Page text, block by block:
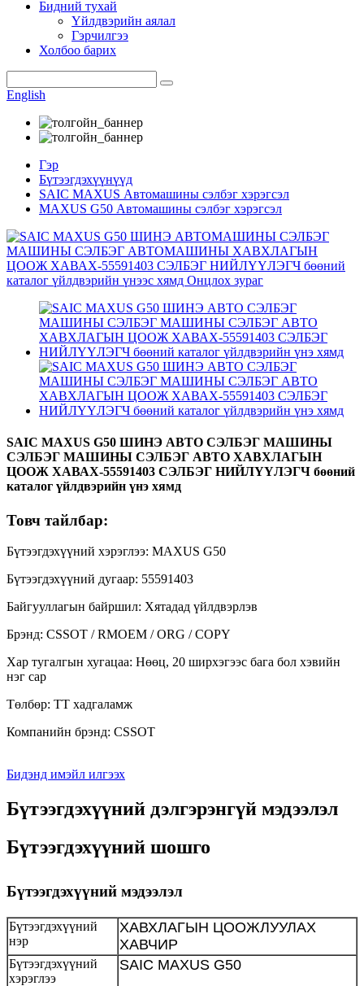
Бидний тухай
Үйлдвэрийн аялал
Гэрчилгээ
Холбоо барих
English
Гэр
Бүтээгдэхүүнүүд
SAIC MAXUS Автомашины сэлбэг хэрэгсэл
MAXUS G50 Автомашины сэлбэг хэрэгсэл
SAIC MAXUS G50 ШИНЭ АВТО СЭЛБЭГ МАШИНЫ
СЭЛБЭГ МАШИНЫ СЭЛБЭГ АВТО ХАВХЛАГЫН
ЦООЖ ХАВАХ-55591403 СЭЛБЭГ НИЙЛҮҮЛЭГЧ бөөний
каталог үйлдвэрийн үнэ хямд
Товч тайлбар:
Бүтээгдэхүүний хэрэглээ: MAXUS G50
Бүтээгдэхүүний дугаар: 55591403
Байгууллагын байршил: Хятадад үйлдвэрлэв
Брэнд: CSSOT / RMOEM / ORG / COPY
Хар тугалгын хугацаа: Нөөц, 20 ширхэгээс бага бол хэвийн
нэг сар
Төлбөр: TT хадгаламж
Компанийн брэнд: CSSOT
Бидэнд имэйл илгээх
Бүтээгдэхүүний дэлгэрэнгүй мэдээлэл
Бүтээгдэхүүний шошго
Бүтээгдэхүүний мэдээлэл
Бүтээгдэхүүний
нэр
ХАВХЛАГЫН ЦООЖЛУУЛАХ
ХАВЧИР
Бүтээгдэхүүний
хэрэглээ
SAIC MAXUS G50